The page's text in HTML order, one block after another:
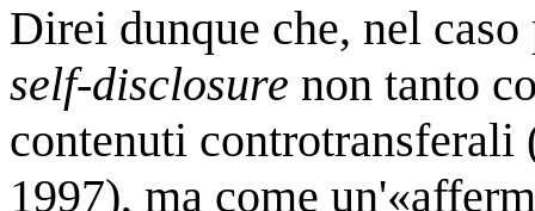
Direi dunque che, nel
self-disclosure non tanto
contenuti
1997), ma come